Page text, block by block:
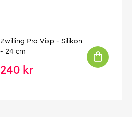
Zwilling Pro Visp - Silikon
- 24 cm
240 kr